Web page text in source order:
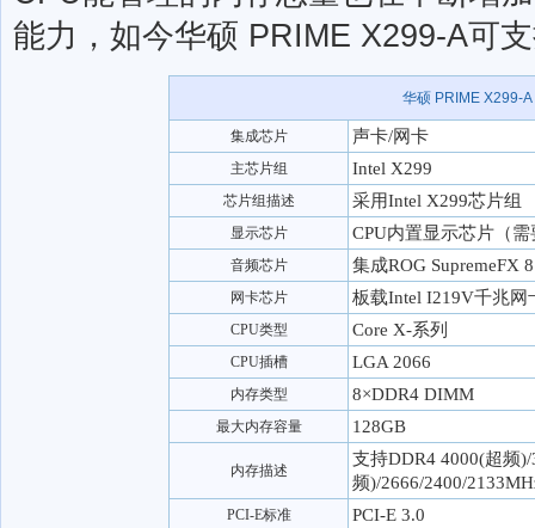
能力，如今华硕 PRIME X299-A可
华硕 PRIME X299-A
集成芯片 声卡/网卡
主芯片组 Intel X299
芯片组描述 采用Intel X299芯片组
显示芯片 CPU内置显示芯片（需
音频芯片 集成ROG SupremeFX
网卡芯片 板载Intel I219V千兆网
CPU类型 Core X-系列
CPU插槽 LGA 2066
内存类型 8×DDR4 DIMM
最大内存容量 128GB
内存描述
支持DDR4 4000(超频
频)/2666/2400/
PCI-E标准 PCI-E 3.0